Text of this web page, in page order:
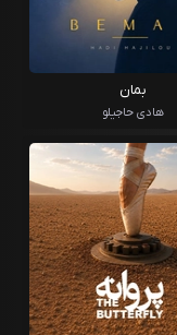
بمان
هادی حاجیلو